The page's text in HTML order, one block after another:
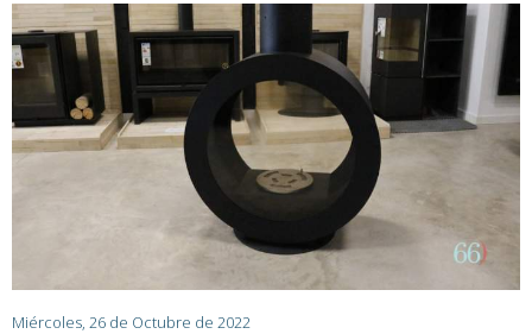
Miércoles, 26 de Octubre de 2022